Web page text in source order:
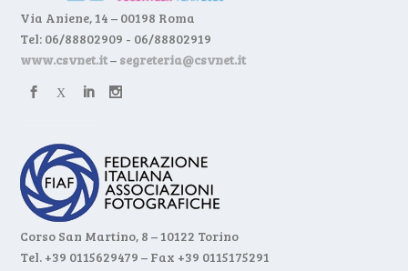
Via Aniene, 14 – 00198 Roma
Tel: 06/88802909 - 06/88802919
www.csvnet.it– segreteria@csvnet.it
Corso San Martino, 8 – 10122 Torino
Tel. +39 0115629479 – Fax +39 0115175291